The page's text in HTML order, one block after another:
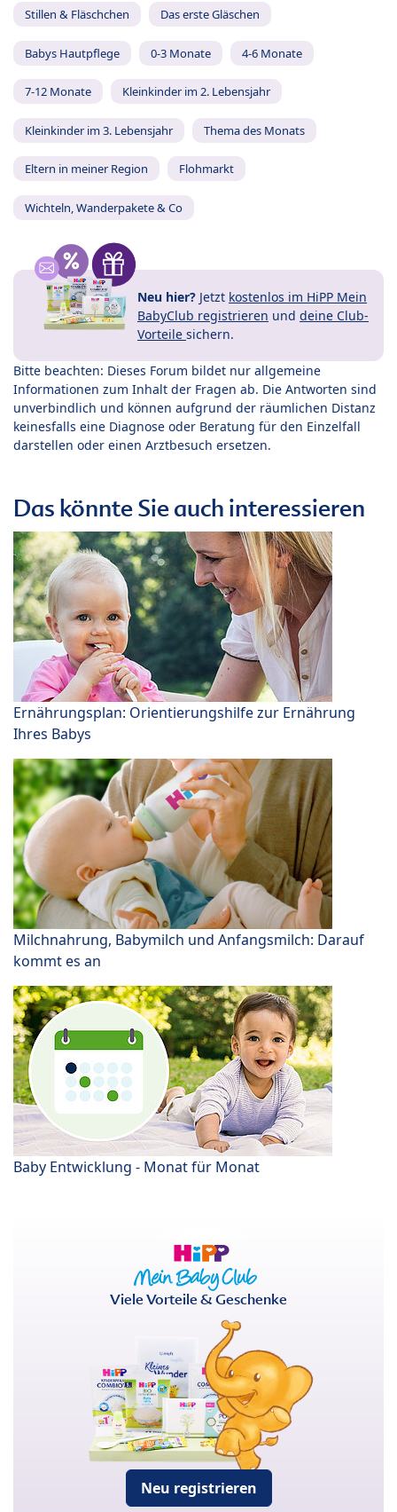
Stillen & Fläschchen Das erste Gläschen
Babys Hautpflege 0-3 Monate 4-6 Monate
7-12 Monate Kleinkinder im 2. Lebensjahr
Kleinkinder im 3. Lebensjahr Thema des Monats
Eltern in meiner Region Flohmarkt
Wichteln, Wanderpakete & Co
Neu hier? Jetzt kostenlos im HiPP Mein
BabyClub registrieren und deine Club-
Vorteile sichern.
Bitte beachten: Dieses Forum bildet nur allgemeine
Informationen zum Inhalt der Fragen ab. Die Antworten sind
unverbindlich und können aufgrund der räumlichen Distanz
keinesfalls eine Diagnose oder Beratung für den Einzelfall
darstellen oder einen Arztbesuch ersetzen.
Das könnte Sie auch interessieren
Ernährungsplan: Orientierungshilfe zur Ernährung
Ihres Babys
Milchnahrung, Babymilch und Anfangsmilch: Darauf
kommt es an
Baby Entwicklung - Monat für Monat
Viele Vorteile & Geschenke
Neu registrieren